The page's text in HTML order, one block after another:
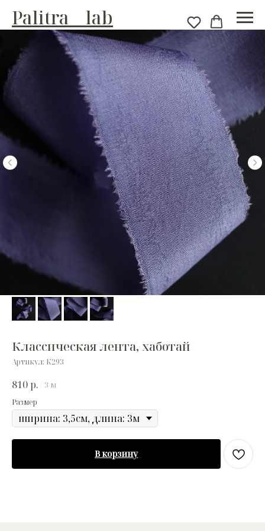
Palitra__lab
Классическая лента, хаботай
Артикул: К293
810 р. 3 м
Размер
В корзину